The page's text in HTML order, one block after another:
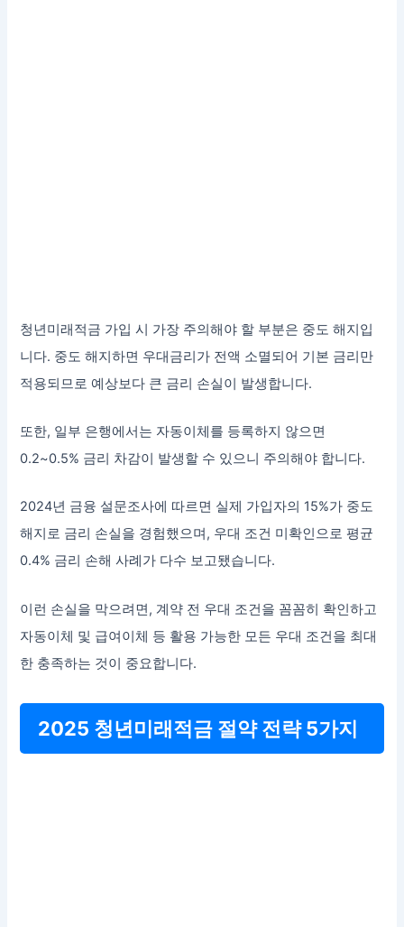
청년미래적금 가입 시 가장 주의해야 할 부분은 중도 해지입
니다. 중도 해지하면 우대금리가 전액 소멸되어 기본 금리만
적용되므로 예상보다 큰 금리 손실이 발생합니다.
또한, 일부 은행에서는 자동이체를 등록하지 않으면
0.2~0.5% 금리 차감이 발생할 수 있으니 주의해야 합니다.
2024년 금융 설문조사에 따르면 실제 가입자의 15%가 중도
해지로 금리 손실을 경험했으며, 우대 조건 미확인으로 평균
0.4% 금리 손해 사례가 다수 보고됐습니다.
이런 손실을 막으려면, 계약 전 우대 조건을 꼼꼼히 확인하고
자동이체 및 급여이체 등 활용 가능한 모든 우대 조건을 최대
한 충족하는 것이 중요합니다.
2025 청년미래적금 절약 전략 5가지